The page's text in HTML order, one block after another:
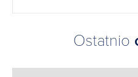
Ostatnio